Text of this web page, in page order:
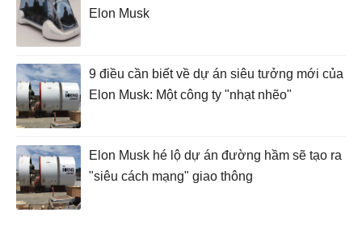
Elon Musk
9 điều cần biết về dự án siêu tưởng mới của
Elon Musk: Một công ty "nhạt nhẽo"
Elon Musk hé lộ dự án đường hầm sẽ tạo ra
"siêu cách mạng" giao thông